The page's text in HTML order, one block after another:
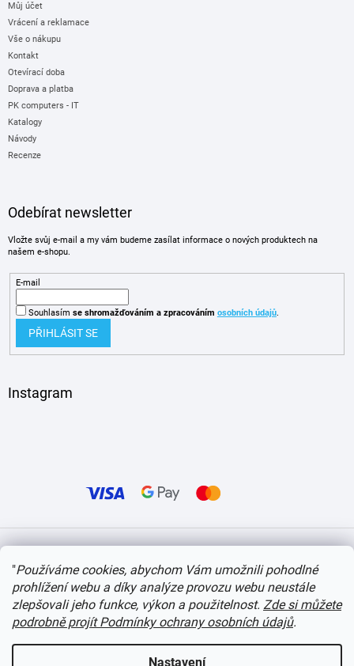
"Používáme cookies, abychom Vám umožnili pohodlné
prohlížení webu a díky analýze provozu webu neustále
zlepšovali jeho funkce, výkon a použitelnost. Zde si můžete
podrobně projít Podmínky ochrany osobních údajů.
Nastavení
Můj účet
Vrácení a reklamace
Vše o nákupu
Kontakt
Otevírací doba
Doprava a platba
PK computers - IT
Katalogy
Návody
Recenze
Odebírat newsletter
Vložte svůj e-mail a my vám budeme zasílat informace o nových produktech na
našem e-shopu.
E-mail
Souhlasím se shromažďováním a zpracováním osobních údajů.
PŘIHLÁSIT SE
Instagram
Copyright 2026 itvlaky.cz . Všechna práva vyhrazena. Upravit nastavení cookies